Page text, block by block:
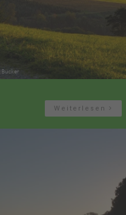
Weiterlesen